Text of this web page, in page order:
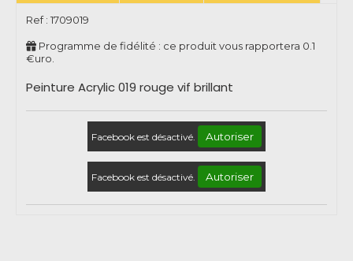
Ref : 1709019
Programme de fidélité : ce produit vous rapportera 0.1
€uro.
Peinture Acrylic 019 rouge vif brillant
Facebook est désactivé. Autoriser
Facebook est désactivé. Autoriser